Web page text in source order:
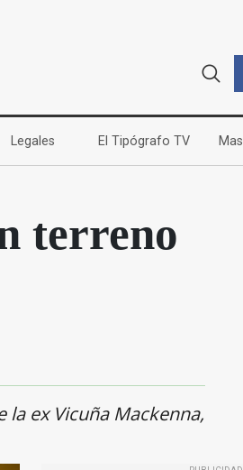
Legales (current)El Tipógrafo TV(current)
Mas
terreno
ex Vicuña Mackenna,